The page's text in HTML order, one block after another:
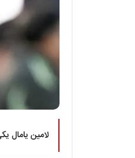
لامین یامال